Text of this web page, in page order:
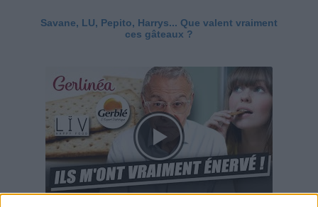
Savane, LU, Pepito, Harrys... Que valent vraiment
ces gâteaux ?